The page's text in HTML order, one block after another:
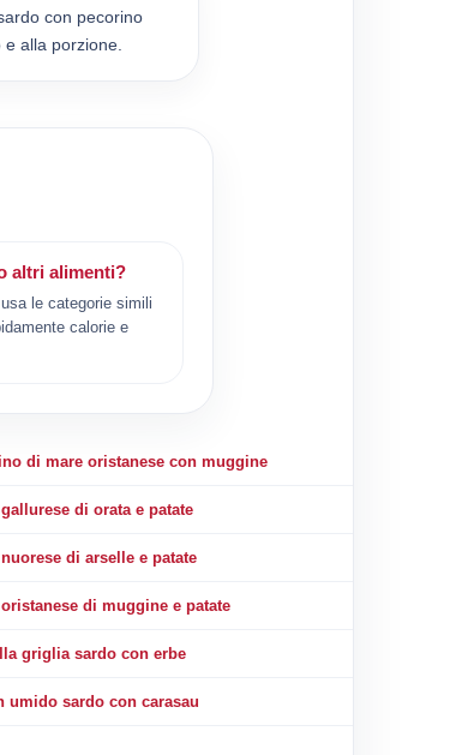
con pecorino
alla porzione.
altri alimenti?
le categorie simili
calorie e
di mare oristanese con muggine
di orata e patate
di arselle e patate
oristanese di muggine e patate
griglia sardo con erbe
umido sardo con carasau